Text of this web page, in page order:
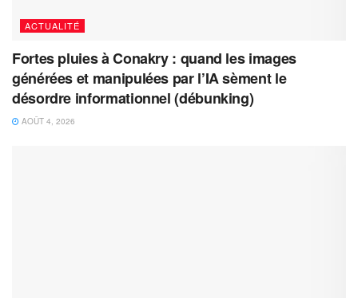
ACTUALITÉ
Fortes pluies à Conakry : quand les images
générées et manipulées par l’IA sèment le
désordre informationnel (débunking)
AOÛT 4, 2026